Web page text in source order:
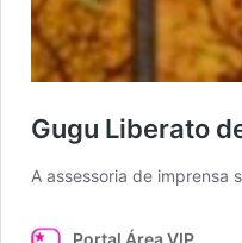
Gugu Liberato
A assessoria de imprensa